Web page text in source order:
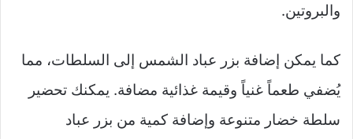
والبروتين.
كما يمكن إضافة بزر عباد الشمس إلى السلطات، مما
يُضفي طعماً غنياً وقيمة غذائية مضافة. يمكنك تحضير
سلطة خضار متنوعة وإضافة كمية من بزر عباد